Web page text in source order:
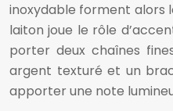
inoxydable forment alors
laiton joue le rôle
porter deux chaînes
argent texturé et un
apporter une note